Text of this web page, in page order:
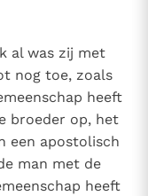
te
liefde, niet door
al was zij met
nog toe, zoals
heeft
broeder op, het
een apostolisch
man met de
heeft